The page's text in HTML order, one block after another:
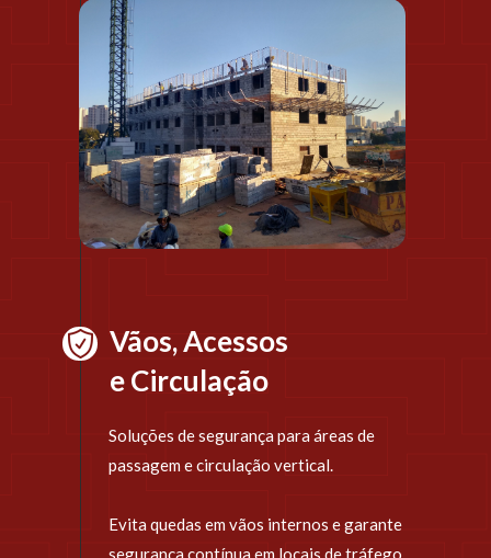
Vãos, Acessos
e Circulação
Soluções de segurança para áreas de
passagem e circulação vertical.
Evita quedas em vãos internos e garante
segurança contínua em locais de tráfego